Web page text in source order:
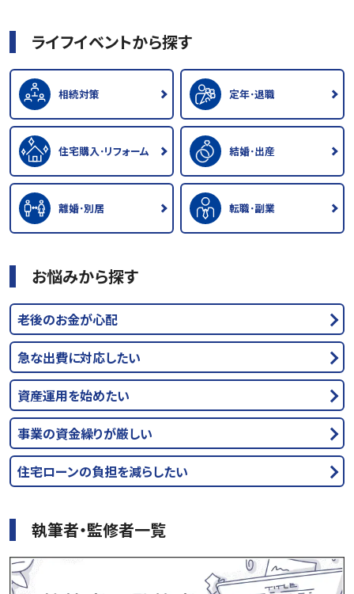
ライフイベントから探す
相続対策 定年･退職
住宅購入･リフォーム 結婚･出産
離婚･別居 転職･副業
お悩みから探す
老後のお金が心配
急な出費に対応したい
資産運用を始めたい
事業の資金繰りが厳しい
住宅ローンの負担を減らしたい
執筆者・監修者一覧